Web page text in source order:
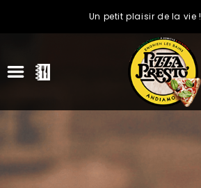
Un petit plaisir de la vie !